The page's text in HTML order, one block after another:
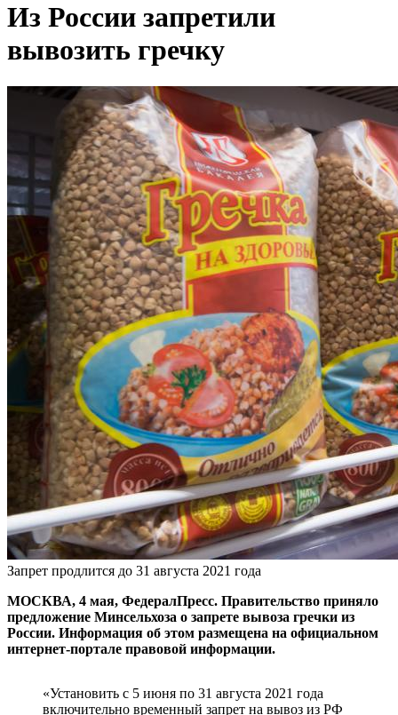
Из России запретили
вывозить гречку
Запрет продлится до 31 августа 2021 года
МОСКВА, 4 мая, ФедералПресс. Правительство приняло
предложение Минсельхоза о запрете вывоза гречки из
России. Информация об этом размещена на официальном
интернет-портале правовой информации.
«Установить с 5 июня по 31 августа 2021 года
включительно временный запрет на вывоз из РФ